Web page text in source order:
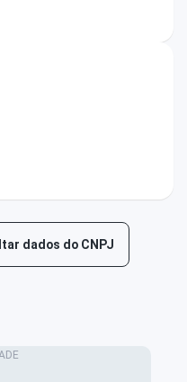
dados do CNPJ